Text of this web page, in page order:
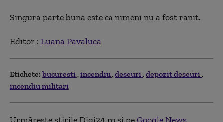
Singura parte bună este cănimeni nu a fost rănit.
Editor : Luana Pavaluca
Etichete: bucuresti incendiu deseuri depozit deseuri
incendiu militari
Urmărește știrile Digi24.ro și peGoogle News